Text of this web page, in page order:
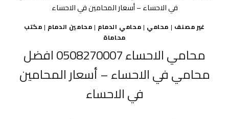
في الاحساء – أسعار المحامين في الاحساء
غير مصنف | محامي | محامي الدمام | محامين الدمام | مكتب
محاماة
محامي الاحساء 0508270007 افضل
محامي في الاحساء – أسعار المحامين
في الاحساء